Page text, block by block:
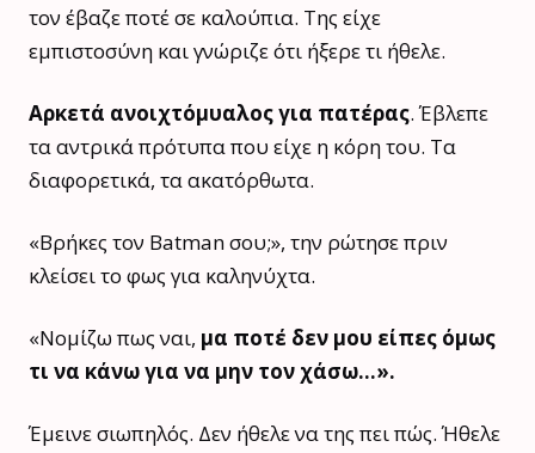
τον έβαζε ποτέ σε καλούπια. Της είχε
εμπιστοσύνη και γνώριζε ότι ήξερε τι ήθελε.
Αρκετά ανοιχτόμυαλος για πατέρας. Έβλεπε
τα αντρικά πρότυπα που είχε η κόρη του. Τα
διαφορετικά, τα ακατόρθωτα.
«Βρήκες τον Batman σου;», την ρώτησε πριν
κλείσει το φως για καληνύχτα.
«Νομίζω πως ναι, μα ποτέ δεν μου είπες όμως
τι να κάνω για να μην τον χάσω…».
Έμεινε σιωπηλός. Δεν ήθελε να της πει πώς. Ήθελε